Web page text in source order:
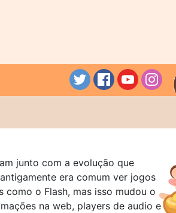
junto com a evolução que
era comum ver jogos
como o Flash, mas isso mudou o
na web, players de audio e